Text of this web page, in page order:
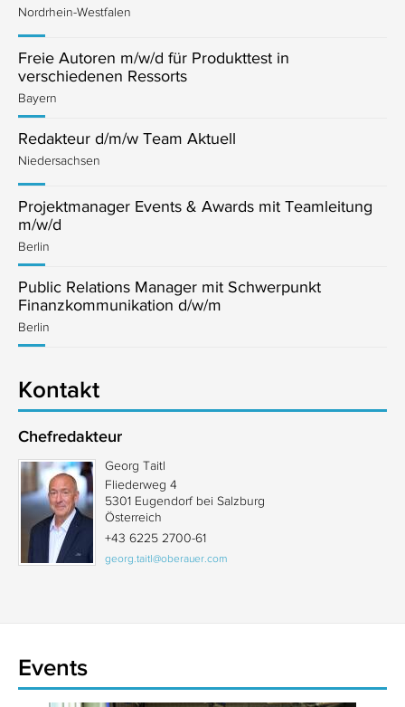
Nordrhein-Westfalen
Freie Autoren m/w/d für Produkttest in
verschiedenen Ressorts
Bayern
Redakteur d/m/w Team Aktuell
Niedersachsen
Projektmanager Events & Awards mit Teamleitung
m/w/d
Berlin
Public Relations Manager mit Schwerpunkt
Finanzkommunikation d/w/m
Berlin
Kontakt
Chefredakteur
Georg Taitl
Fliederweg 4
5301 Eugendorf bei Salzburg
Österreich
+43 6225 2700-61
georg.taitl@oberauer.com
Events